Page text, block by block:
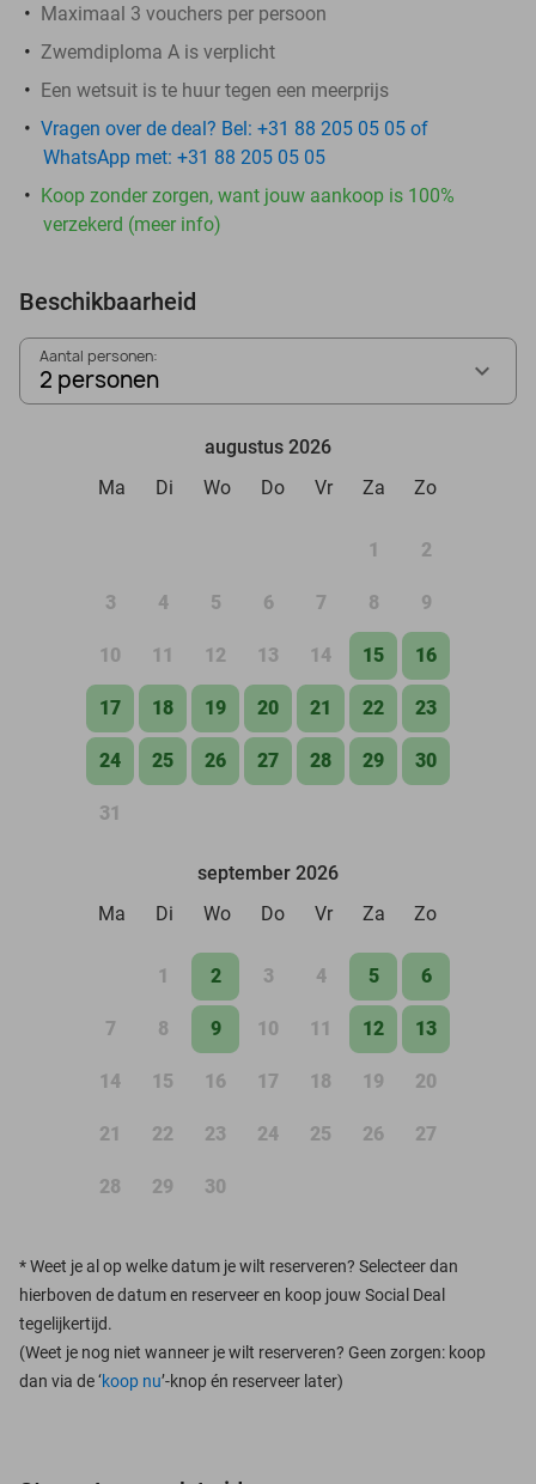
Maximaal 3 vouchers per persoon
Zwemdiploma A is verplicht
Een wetsuit is te huur tegen een meerprijs
Vragen over de deal? Bel: +31 88 205 05 05 of
WhatsApp met: +31 88 205 05 05
Koop zonder zorgen, want jouw aankoop is 100%
verzekerd (meer info)
Beschikbaarheid
Aantal personen:
2 personen
augustus 2026
Ma
Di Wo Do Vr Za Zo
1 2
3 4 5 6 7 8 9
10 11 12 13 14 15 16
17 18 19 20 21 22 23
24 25 26 27 28 29 30
31
september 2026
Ma
Di Wo Do Vr Za Zo
1 2 3 4 5 6
7 8 9 10 11 12 13
14 15 16 17 18 19 20
21 22 23 24 25 26 27
28 29 30
*Weet je al op welke datum je wilt reserveren? Selecteer dan
hierboven de datum en reserveer en koop jouw Social Deal
tegelijkertijd.
(Weet je nog niet wanneer je wilt reserveren? Geen zorgen: koop
dan via de ‘koop nu’-knop én reserveer later)